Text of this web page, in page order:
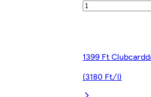
1399 Ft
(3180 Ft/l)